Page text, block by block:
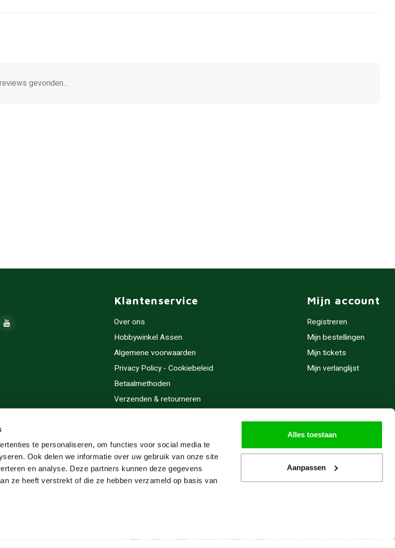
te personaliseren, om functies voor social media te
Ook delen we informatie over uw gebruik van onze site
en analyse. Deze partners kunnen deze gegevens
ze heeft verstrekt of die ze hebben verzameld op basis van
Alles toestaan
Aanpassen
gevonden...
Klantenservice
Over ons
Hobbywinkel Assen
Algemene voorwaarden
Privacy Policy - Cookiebeleid
Betaalmethoden
Verzenden & retourneren
Cadeaubonnen
Inlijsten
Servicegebieden
Mijn account
Registreren
Mijn bestellingen
Mijn tickets
Mijn verlanglijst